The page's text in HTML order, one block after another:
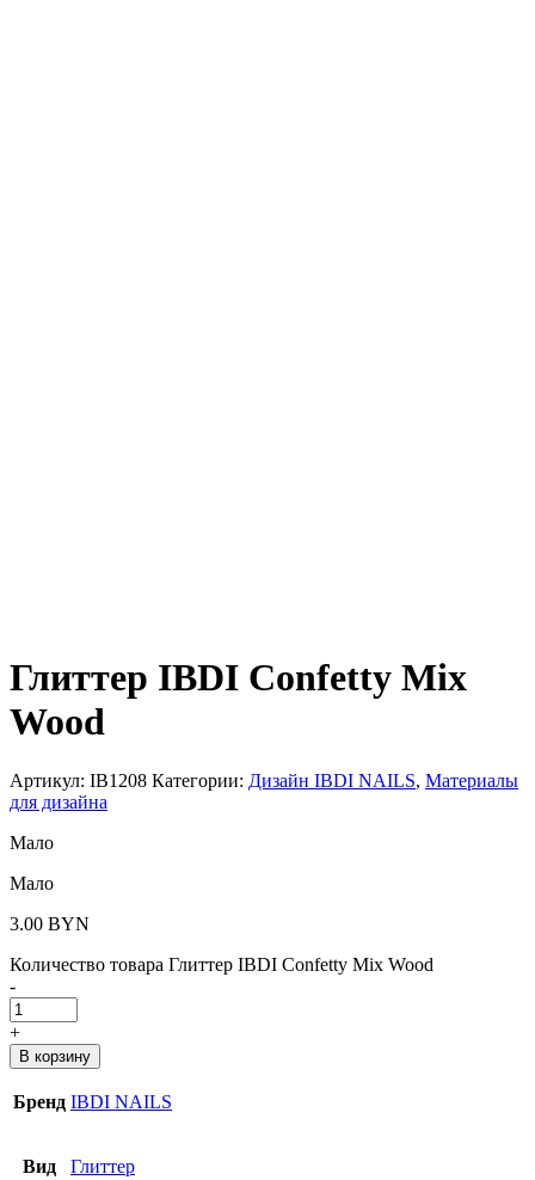
Глиттер IBDI Confetty Mix
Wood
Артикул: IB1208 Категории: Дизайн IBDI NAILS, Материалы
для дизайна
Мало
Мало
3.00 BYN
Количество товара Глиттер IBDI Confetty Mix Wood
-
+
В корзину
Бренд IBDI NAILS
Вид Глиттер